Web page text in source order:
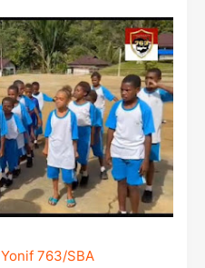
763/SBA